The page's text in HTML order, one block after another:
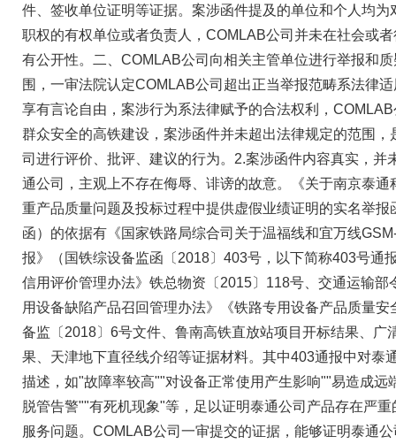
件、签收单位证明等证据。案涉函件提及的单位和个人均为
职权的有权单位或者负责人，COMLAB公司并未在社会或
有公开性。二、COMLAB公司向相关主管单位进行举报和
围，一审法院认定COMLAB公司超出正当举报范畴系法律
享有言论自由，案涉行为系法律赋予的合法权利，
群众安全的高铁建设，案涉函件并未超出法律规定的范围，
司进行评价、批评、建议的行为。2.案涉函件内容真实，并
通公司，主观上不存在侮辱、诽谤的故意。《关于南京泰通
重产品质量问题及投标过程中提供虚假业绩证明的实名举报
函）的依据有《国家铁路局综合司关于温福线和宜万线
报》（国铁综设备监函〔2018〕403号，以下简称403号通
信用评价管理办法》铁总物资〔2015〕118号、交通运输部
用设备缺陷产品召回管理办法》《铁路专用设备产品质量
备监〔2018〕6号文件、鲁南高铁直放站项目开标结果、广
果、天津地下直径线介绍等证据材料。其中403通报中对泰
描述，如"故障率较高""对设备正常使用产生影响""易造成远
脱管告警""有死机现象"等，足以证明泰通公司产品存在严
服务问题。COMLAB公司一审提交的证据，能够证明泰通